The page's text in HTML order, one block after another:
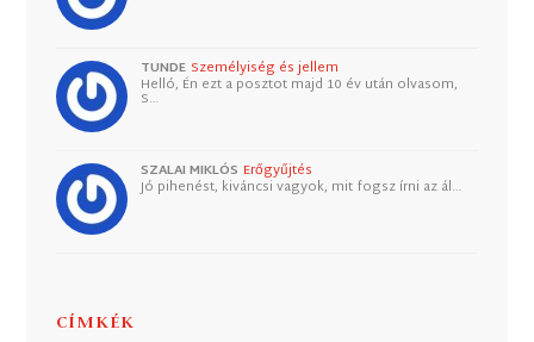
TUNDE Személyiség és jellem
Helló, Én ezt a posztot majd 10 év után olvasom,
S…
SZALAI MIKLÓS Erőgyűjtés
Jó pihenést, kiváncsi vagyok, mit fogsz írni az ál…
CÍMKÉK